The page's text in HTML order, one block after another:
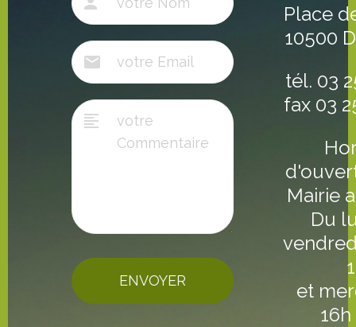
ENVOYER
Place
10500
tél. 03
fax 03
Mairie
Du
et